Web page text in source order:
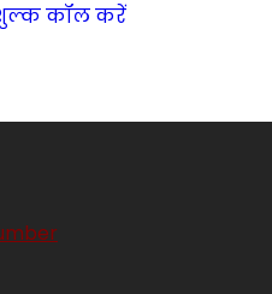
कॉल करें